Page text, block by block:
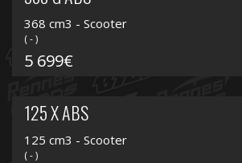
368 cm3 - Scooter
( - )
5 699€
125 X ABS
125 cm3 - Scooter
( - )